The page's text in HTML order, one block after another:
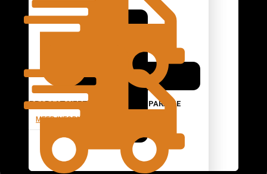
APPARAAT VERZENDEN VOOR REPARATIE
MEER INFORMATIE